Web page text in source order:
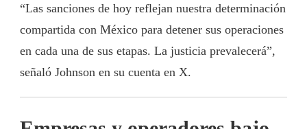
“Las sanciones de hoy reflejan nuestra determinación
compartida con México para detener sus operaciones
en cada una de sus etapas. La justicia prevalecerá”,
señaló Johnson en su cuenta en X.